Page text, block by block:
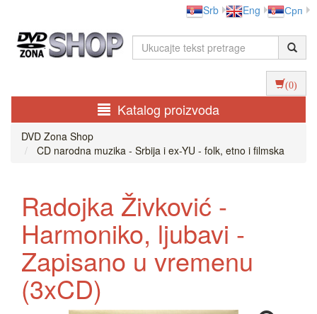
Srb Eng Срп
(0)
Katalog proizvoda
DVD Zona Shop
CD narodna muzika - Srbija i ex-YU - folk, etno i filmska
Radojka Živković -
Harmoniko, ljubavi -
Zapisano u vremenu
(3xCD)